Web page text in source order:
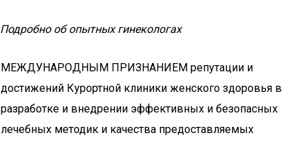
Подробно об опытных гинекологах
МЕЖДУНАРОДНЫМ ПРИЗНАНИЕМ репутации и
достижений Курортной клиники женского здоровья в
разработке и внедрении эффективных и безопасных
лечебных методик и качества предоставляемых